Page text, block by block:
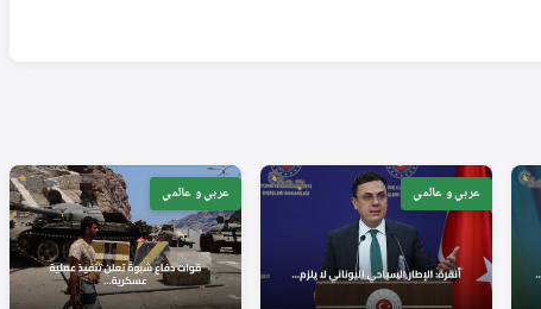
عربي و عالمي عربي و عالمي